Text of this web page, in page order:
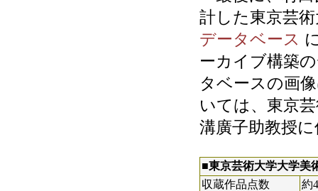
計した東京芸
データベース
ーカイブ構築
タベースの画
いては、東京
溝廣子助教授
■東京芸術大学大学美
収蔵作品点数
約